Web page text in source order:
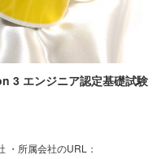
3 エンジニア認定基礎試験
・所属会社のURL：